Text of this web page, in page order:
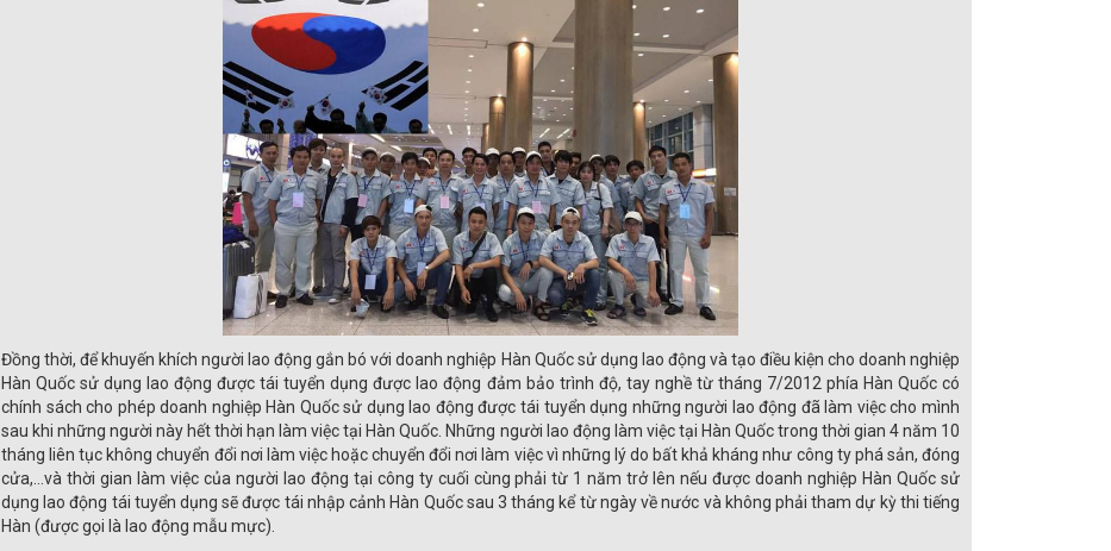
Đồng thời, để khuyến khích người lao động gắn bó với doanh nghiệp Hàn Quốc sử dụng lao động và tạo điều kiện cho doanh nghiệp
Hàn Quốc sử dụng lao động được tái tuyển dụng được lao động đảm bảo trình độ, tay nghề từ tháng 7/2012 phía Hàn Quốc có
chính sách cho phép doanh nghiệp Hàn Quốc sử dụng lao động được tái tuyển dụng những người lao động đã làm việc cho mình
sau khi những người này hết thời hạn làm việc tại Hàn Quốc. Những người lao động làm việc tại Hàn Quốc trong thời gian 4 năm 10
tháng liên tục không chuyển đổi nơi làm việc hoặc chuyển đổi nơi làm việc vì những lý do bất khả kháng như công ty phá sản, đóng
cửa,…và thời gian làm việc của người lao động tại công ty cuối cùng phải từ 1 năm trở lên nếu được doanh nghiệp Hàn Quốc sử
dụng lao động tái tuyển dụng sẽ được tái nhập cảnh Hàn Quốc sau 3 tháng kể từ ngày về nước và không phải tham dự kỳ thi tiếng
Hàn (được gọi là lao động mẫu mực).